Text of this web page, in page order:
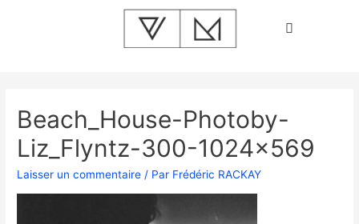
Beach_House-Photoby-
Liz_Flyntz-300-1024×569
Laisser un commentaire / Par Frédéric RACKAY